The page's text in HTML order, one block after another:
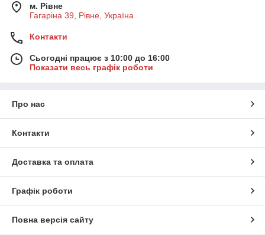
м. Рівне
Гагаріна 39, Рівне, Україна
Контакти
Сьогодні працює з 10:00 до 16:00
Показати весь графік роботи
Про нас
Контакти
Доставка та оплата
Графік роботи
Повна версія сайту